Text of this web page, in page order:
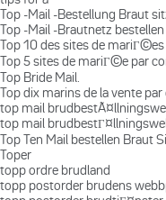
Top -Mail -Bestellung Braut
Top -Mail -Brautnetz bestellen
Top 10 des sites de
Top 5 sites de mariГ©e par
Top Bride Mail.
Top dix marins de la vente
top mail
top mail
Top Ten Mail bestellen Braut
Toper
topp ordre brudland
topp postorder brudens